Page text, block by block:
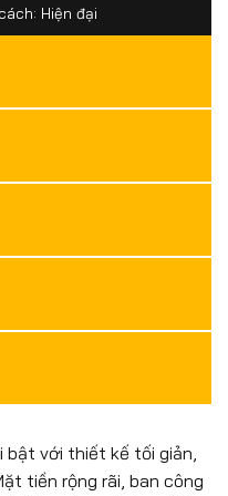
Hiện đại
bật với thiết kế tối giản,
tiền rộng rãi, ban công